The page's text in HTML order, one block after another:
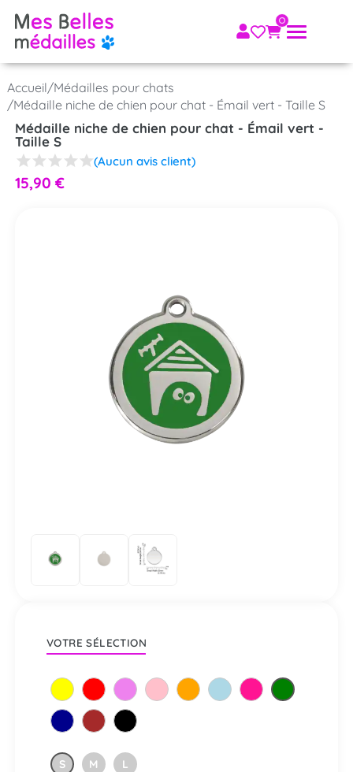
Accueil/Médailles pour chats
/Médaille niche de chien pour chat - Émail vert - Taille S
Médaille niche de chien pour chat - Émail vert -
Taille S
(Aucun avis client)
15,90 €
VOTRE SÉLECTION
S M L